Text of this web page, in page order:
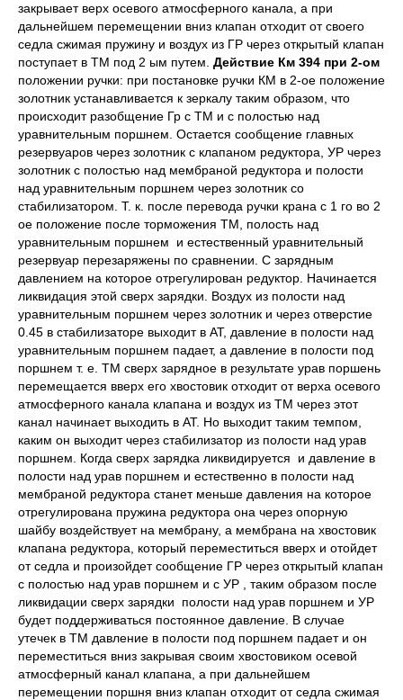
закрывает верх осевого атмосферного канала, а при
дальнейшем перемещении вниз клапан отходит от своего
седла сжимая пружину и воздух из ГР через открытый клапан
поступает в ТМ под 2 ым путем. Действие Км 394 при 2-ом
положении ручки: при постановке ручки КМ в 2-ое положение
золотник устанавливается к зеркалу таким образом, что
происходит разобщение Гр с ТМ и с полостью над
уравнительным поршнем. Остается сообщение главных
резервуаров через золотник с клапаном редуктора, УР через
золотник с полостью над мембраной редуктора и полости
над уравнительным поршнем через золотник со
стабилизатором. Т. к. после перевода ручки крана с 1 го во 2
ое положение после торможения ТМ, полость над
уравнительным поршнем и естественный уравнительный
резервуар перезаряжены по сравнении. С зарядным
давлением на которое отрегулирован редуктор. Начинается
ликвидация этой сверх зарядки. Воздух из полости над
уравнительным поршнем через золотник и через отверстие
0.45 в стабилизаторе выходит в АТ, давление в полости над
уравнительным поршнем падает, а давление в полости под
поршнем т. е. ТМ сверх зарядное в результате урав поршень
перемещается вверх его хвостовик отходит от верха осевого
атмосферного канала клапана и воздух из ТМ через этот
канал начинает выходить в АТ. Но выходит таким темпом,
каким он выходит через стабилизатор из полости над урав
поршнем. Когда сверх зарядка ликвидируется и давление в
полости над урав поршнем и естественно в полости над
мембраной редуктора станет меньше давления на которое
отрегулирована пружина редуктора она через опорную
шайбу воздействует на мембрану, а мембрана на хвостовик
клапана редуктора, который переместиться вверх и отойдет
от седла и произойдет сообщение ГР через открытый клапан
с полостью над урав поршнем и с УР , таким образом после
ликвидации сверх зарядки полости над урав поршнем и УР
будет поддерживаться постоянное давление. В случае
утечек в ТМ давление в полости под поршнем падает и он
переместиться вниз закрывая своим хвостовиком осевой
атмосферный канал клапана, а при дальнейшем
перемещении поршня вниз клапан отходит от седла сжимая